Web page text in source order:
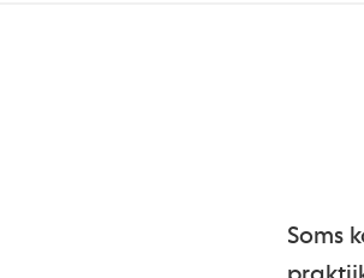
Soms